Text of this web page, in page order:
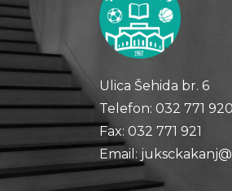
Ulica Šehida br. 6
Telefon: 032 771 920
Fax: 032 771 921
Email: